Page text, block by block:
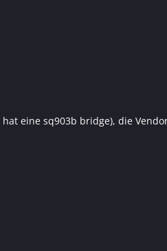
eine sq903b bridge), die